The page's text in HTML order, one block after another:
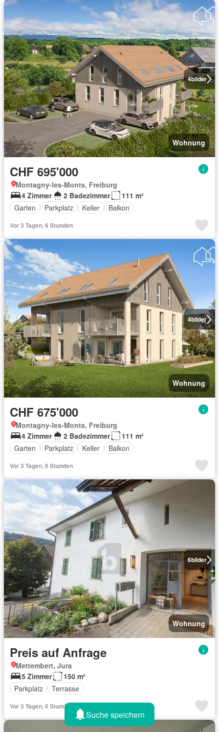
4bilder
Wohnung
CHF 695'000
Montagny-les-Monts, Freiburg
4 Zimmer
2 Badezimmer
111 m²
Garten
Parkplatz Keller Balkon
Vor 3 Tagen, 6 Stunden
4bilder
Wohnung
CHF 675'000
Montagny-les-Monts, Freiburg
4 Zimmer
2 Badezimmer
111 m²
Garten
Parkplatz Keller Balkon
Vor 3 Tagen, 6 Stunden
6bilder
Wohnung
Preis auf Anfrage
Mettembert, Jura
5 Zimmer
150 m²
Parkplatz
Terrasse
Vor 3 Tagen, 6 Stunden
Suche speichern